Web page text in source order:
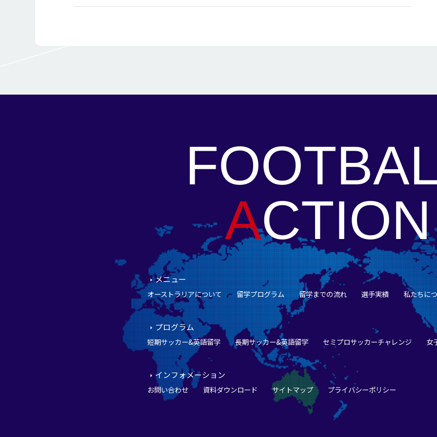
ACTION
メニュー
オーストラリアについて 留学プログラム 留学までの流れ 選手実績 私たちに
プログラム
短期サッカー&英語留学 長期サッカー&英語留学 セミプロサッカーチャレンジ 女
インフォメーション
お問い合わせ 資料ダウンロード サイトマップ プライバシーポリシー